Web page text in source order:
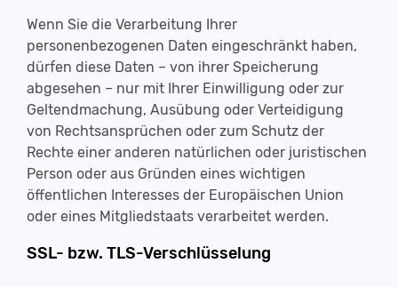
Wenn Sie die Verarbeitung Ihrer
personenbezogenen Daten eingeschränkt haben,
dürfen diese Daten – von ihrer Speicherung
abgesehen – nur mit Ihrer Einwilligung oder zur
Geltendmachung, Ausübung oder Verteidigung
von Rechtsansprüchen oder zum Schutz der
Rechte einer anderen natürlichen oder juristischen
Person oder aus Gründen eines wichtigen
öffentlichen Interesses der Europäischen Union
oder eines Mitgliedstaats verarbeitet werden.
SSL- bzw. TLS-Verschlüsselung